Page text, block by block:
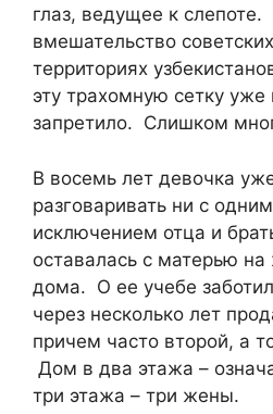
глаз, ведущее к слепоте.
вмешательство
территориях
эту трахомную сетку
запретило. Слишком
В восемь лет девочка
разговаривать ни с
исключением отца и
оставалась с матерью
дома. О ее учебе
через несколько лет
причем часто второй, а
Дом в два этажа –
три этажа – три жены.